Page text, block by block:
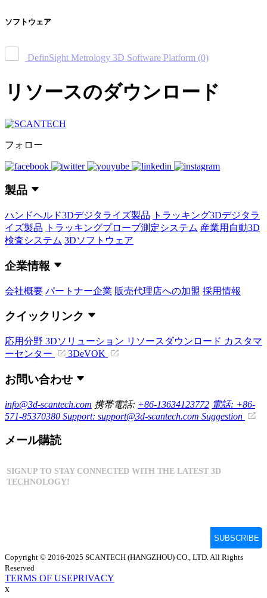
ソフトウェア
DefinSight Metrology 3D Software Platform (0)
リソースのダウンロード
フォロー
製品
ハンドヘルド3Dデジタライズ製品
トラッキング3Dデジタラ
イズ製品
トラッキングプローブ測定システム 産業用自動3D
検査システム 3Dソフトウェア
企業情報
会社概要 パートナー企業 販売代理店への加盟 採用情報
クイックリンク
応用分野 3Dソリューション リソースダウンロード カスタマ
ーセンター
3DeVOK
お問い合わせ
info@3d-scantech.com 携帯電話: +86-13634123772 電話: +86-
571-85370380 Support: support@3d-scantech.com Suggestion
メール購読
Copyright © 2016-2025 SCANTECH (HANGZHOU) CO., LTD. All Rights
Reserved
TERMS OF USEPRIVACY
x